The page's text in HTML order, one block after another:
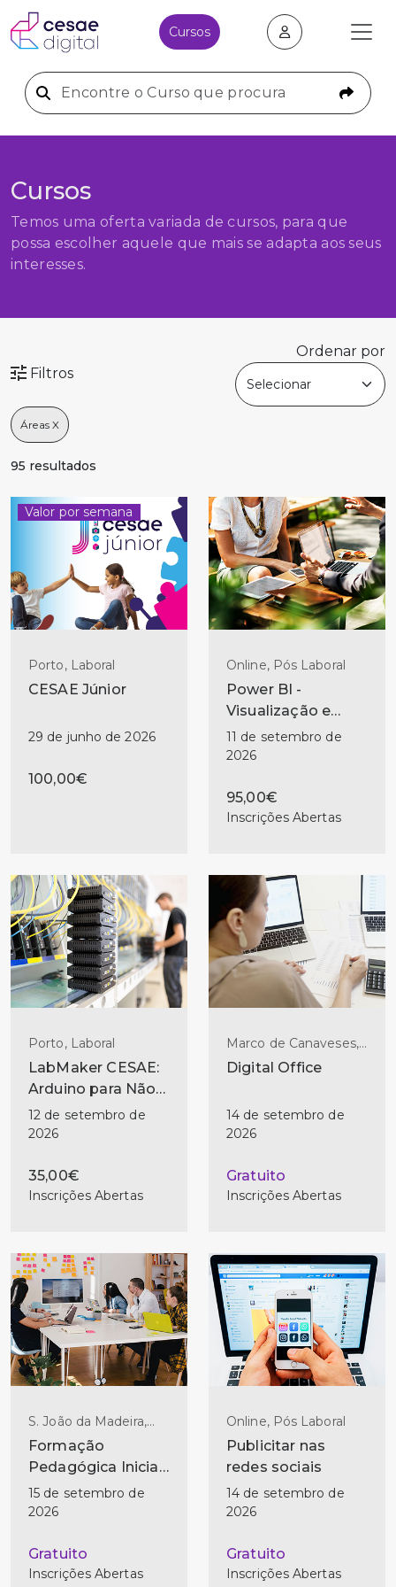
Cursos
Cursos
Temos uma oferta variada de cursos, para que
possa escolher aquele que mais se adapta aos seus
interesses.
Filtros
Ordenar por
95 resultados
Valor por semana
Porto, Laboral
CESAE Júnior
29 de junho de 2026
100,00€
Online, Pós Laboral
Power BI -
Visualização e
Storytelling
11 de setembro de
2026
95,00€
Inscrições Abertas
Porto, Laboral
LabMaker CESAE:
Arduino para Não-
Programadores
12 de setembro de
2026
35,00€
Inscrições Abertas
Marco de Canaveses,
Laboral
Digital Office
14 de setembro de
2026
Gratuito
Inscrições Abertas
S. João da Madeira,
Pós Laboral
Formação
Pedagógica Inicial
de Formadores - (2
ed)
15 de setembro de
2026
Gratuito
Inscrições Abertas
Online, Pós Laboral
Publicitar nas
redes sociais
14 de setembro de
2026
Gratuito
Inscrições Abertas